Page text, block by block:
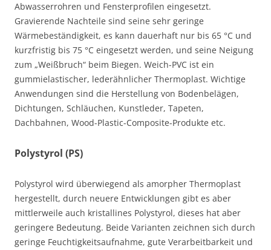
Abwasserrohren und Fensterprofilen eingesetzt.
Gravierende Nachteile sind seine sehr geringe
Wärmebeständigkeit, es kann dauerhaft nur bis 65 °C und
kurzfristig bis 75 °C eingesetzt werden, und seine Neigung
zum „Weißbruch“ beim Biegen. Weich-PVC ist ein
gummielastischer, lederähnlicher Thermoplast. Wichtige
Anwendungen sind die Herstellung von Bodenbelägen,
Dichtungen, Schläuchen, Kunstleder, Tapeten,
Dachbahnen, Wood-Plastic-Composite-Produkte etc.
Polystyrol (PS)
Polystyrol wird überwiegend als amorpher Thermoplast
hergestellt, durch neuere Entwicklungen gibt es aber
mittlerweile auch kristallines Polystyrol, dieses hat aber
geringere Bedeutung. Beide Varianten zeichnen sich durch
geringe Feuchtigkeitsaufnahme, gute Verarbeitbarkeit und